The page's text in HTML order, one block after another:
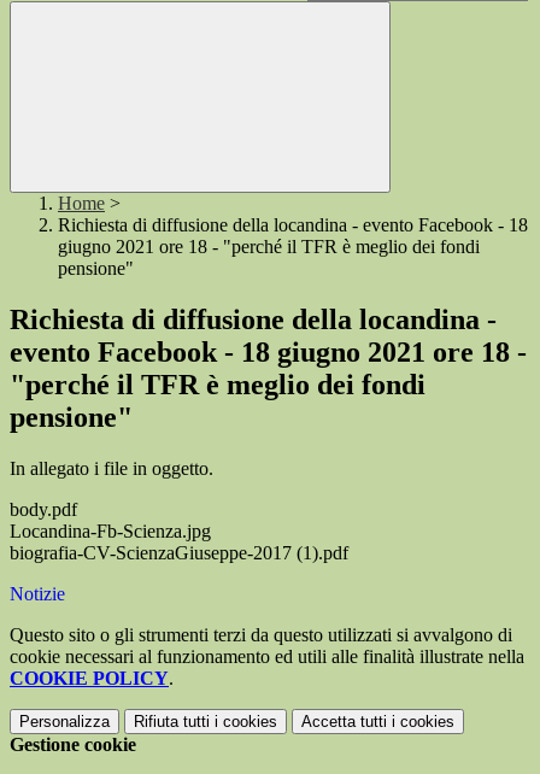
Home >
Richiesta di diffusione della locandina - evento Facebook - 18
giugno 2021 ore 18 - "perché il TFR è meglio dei fondi
pensione"
Richiesta di diffusione della locandina -
evento Facebook - 18 giugno 2021 ore 18 -
"perché il TFR è meglio dei fondi
pensione"
In allegato i file in oggetto.
body.pdf
Locandina-Fb-Scienza.jpg
biografia-CV-ScienzaGiuseppe-2017 (1).pdf
Notizie
Questo sito o gli strumenti terzi da questo utilizzati si avvalgono di
cookie necessari al funzionamento ed utili alle finalità illustrate nella
COOKIE POLICY.
Personalizza Rifiuta tutti i cookies Accetta tutti i cookies
Gestione cookie